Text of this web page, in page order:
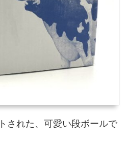
された、可愛い段ボールで